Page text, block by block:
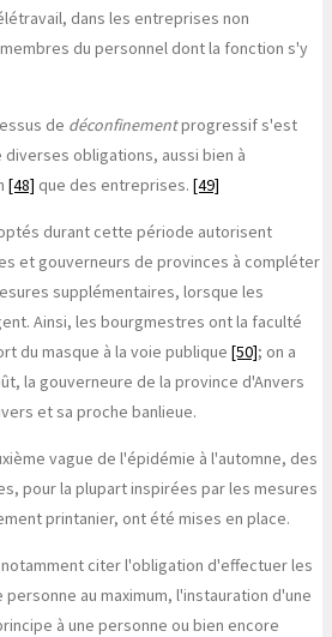
dans les entreprises non
du personnel dont la fonction s'y
de déconfinementprogressif s'est
obligations, aussi bien à
[48] que des entreprises. [49]
durant cette période autorisent
et gouverneurs de provinces à compléter
supplémentaires, lorsque les
Ainsi, les bourgmestres ont la faculté
du masque à la voie publique [50]; on a
la gouverneure de la province d'Anvers
et sa proche banlieue.
vague de l'épidémie à l'automne, des
pour la plupart inspirées par les mesures
printanier, ont été mises en place.
citer l'obligation d'effectuer les
au maximum, l'instauration d'une
à une personne ou bien encore